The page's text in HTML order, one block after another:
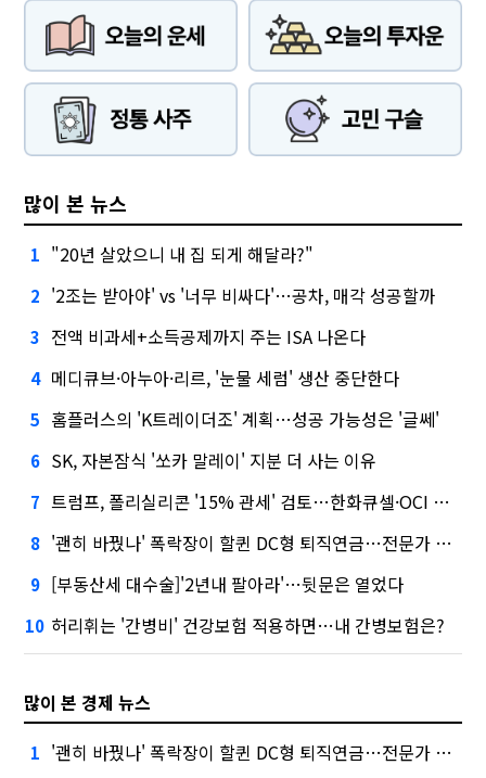
많이 본 뉴스
1 "20년 살았으니 내 집 되게 해달라?"
2 '2조는 받아야' vs '너무 비싸다'…공차, 매각 성공할까
3 전액 비과세+소득공제까지 주는 ISA 나온다
4 메디큐브·아누아·리르, '눈물 세럼' 생산 중단한다
5 홈플러스의 'K트레이더조' 계획…성공 가능성은 '글쎄'
6 SK, 자본잠식 '쏘카 말레이' 지분 더 사는 이유
7 트럼프, 폴리실리콘 '15% 관세' 검토…한화큐셀·OCI 영향은?
8 '괜히 바꿨나' 폭락장이 할퀸 DC형 퇴직연금…전문가 조언은
9 [부동산세 대수술]'2년내 팔아라'…뒷문은 열었다
10 허리휘는 '간병비' 건강보험 적용하면…내 간병보험은?
많이 본 경제 뉴스
1 '괜히 바꿨나' 폭락장이 할퀸 DC형 퇴직연금…전문가 조언은